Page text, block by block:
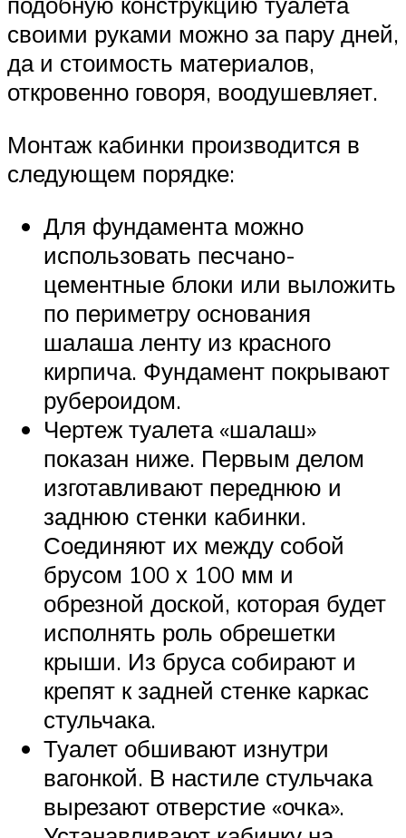
своими руками можно за пару дней,
да и стоимость материалов,
откровенно говоря, воодушевляет.
Монтаж кабинки производится в
следующем порядке:
Для фундамента можно
использовать песчано-
цементные блоки или выложить
по периметру основания
шалаша ленту из красного
кирпича. Фундамент покрывают
рубероидом.
Чертеж туалета «шалаш»
показан ниже. Первым делом
изготавливают переднюю и
заднюю стенки кабинки.
Соединяют их между собой
брусом 100 х 100 мм и
обрезной доской, которая будет
исполнять роль обрешетки
крыши. Из бруса собирают и
крепят к задней стенке каркас
стульчака.
Туалет обшивают изнутри
вагонкой. В настиле стульчака
вырезают отверстие «очка».